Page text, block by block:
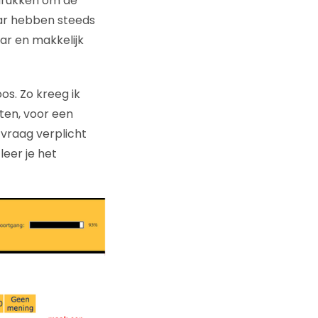
hebben steeds
en makkelijk
Zo kreeg ik
voor een
vraag verplicht
je het